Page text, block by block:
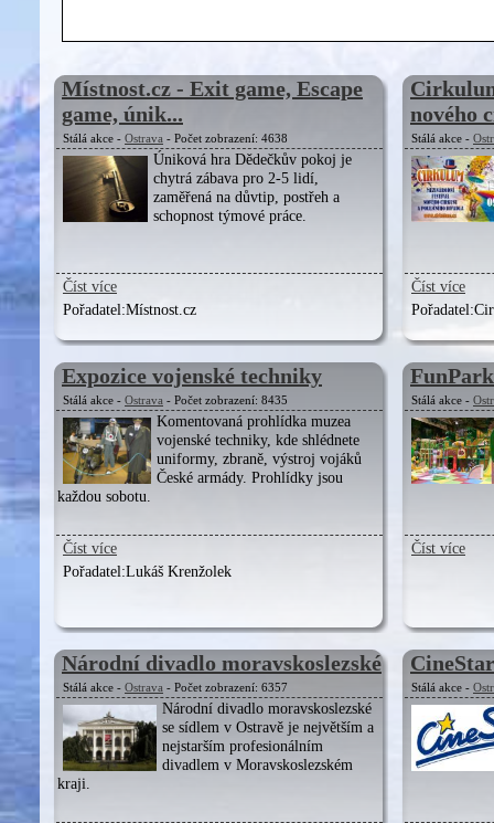
Místnost.cz - Exit game, Escape
game, únik...
Stálá akce - Ostrava - Počet zobrazení: 4638
Úniková hra Dědečkův pokoj je
chytrá zábava pro 2-5 lidí,
zaměřená na důvtip, postřeh a
schopnost týmové práce.
Číst více
Pořadatel:Místnost.cz
nového
Stálá akce -
Číst více
Pořadatel:
Expozice vojenské techniky
Stálá akce - Ostrava - Počet zobrazení: 8435
Komentovaná prohlídka muzea
vojenské techniky, kde shlédnete
uniformy, zbraně, výstroj vojáků
České armády. Prohlídky jsou
každou sobotu.
Číst více
Pořadatel:Lukáš Krenžolek
Stálá akce -
Číst více
Národní divadlo moravskoslezské
Stálá akce - Ostrava - Počet zobrazení: 6357
Národní divadlo moravskoslezské
se sídlem v Ostravě je největším a
nejstarším profesionálním
divadlem v Moravskoslezském
kraji.
Stálá akce -